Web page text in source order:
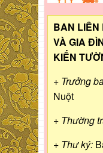
BAN LIÊN
VÀ GIA
KIẾN
+ Trưởng
Nuột
+ Thường
+ Thư ký: